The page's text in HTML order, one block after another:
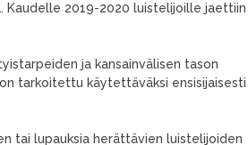
2019-2020 luistelijoille jaettiin
ja kansainvälisen tason
tarkoitettu käytettäväksi ensisijaisesti
tai lupauksia herättävien luistelijoiden